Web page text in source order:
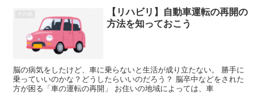
その他
【リハビリ】自動車運転の再開の
方法を知っておこう
脳の病気をしたけど、車に乗らないと生活が成り立たない。 勝手に
乗っていいのかな？どうしたらいいのだろう？ 脳卒中などをされた
方が困る「車の運転の再開」 お住いの地域によっては、車